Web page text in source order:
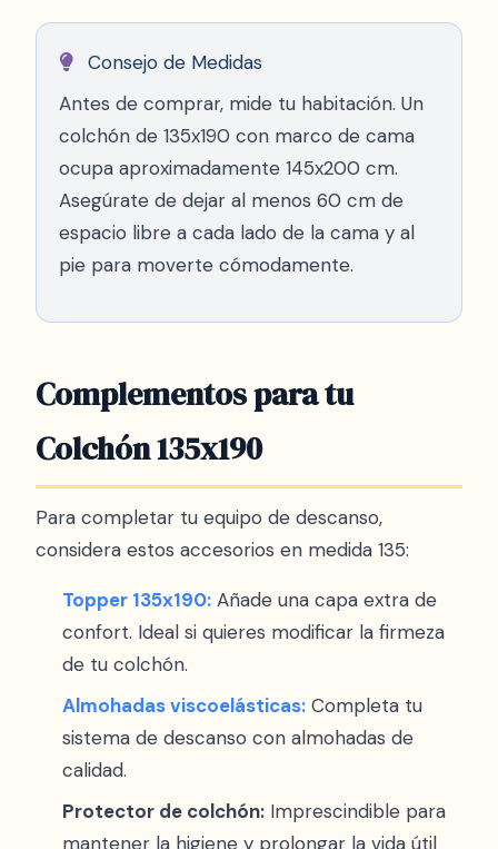
Consejo de Medidas
Antes de comprar, mide tu habitación. Un
colchón de 135x190 con marco de cama
ocupa aproximadamente 145x200 cm.
Asegúrate de dejar al menos 60 cm de
espacio libre a cada lado de la cama y al
pie para moverte cómodamente.
Complementos para tu
Colchón 135x190
Para completar tu equipo de descanso,
considera estos accesorios en medida 135:
Topper 135x190: Añade una capa extra de
confort. Ideal si quieres modificar la firmeza
de tu colchón.
Almohadas viscoelásticas: Completa tu
sistema de descanso con almohadas de
calidad.
Protector de colchón: Imprescindible para
mantener la higiene y prolongar la vida útil